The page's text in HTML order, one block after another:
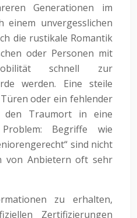
Generationen im
einem unvergesslichen
die rustikale Romantik
oder Personen mit
schnell zur
werden. Eine steile
oder ein fehlender
den Traumort in eine
Begriffe wie
sind nicht
von Anbietern oft sehr
zu erhalten,
Zertifizierungen